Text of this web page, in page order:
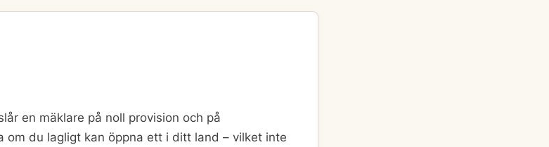
en mäklare på noll provision och på
om du lagligt kan öppna ett i ditt land – vilket inte